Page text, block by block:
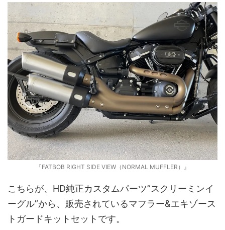
『FATBOB RIGHT SIDE VIEW（NORMAL MUFFLER）』
こちらが、HD純正カスタムパーツ”スクリーミンイ
ーグル”から、販売されているマフラー&エキゾース
トガードキットセットです。